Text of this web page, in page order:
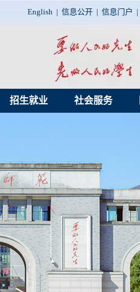
English | 信息公开 | 信息门户 |
招生就业 社会服务